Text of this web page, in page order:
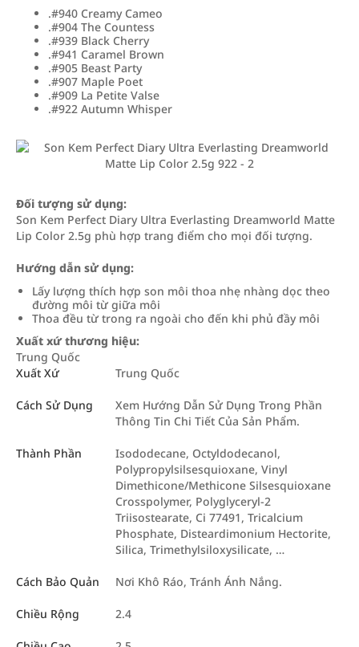
.#940 Creamy Cameo
.#904 The Countess
.#939 Black Cherry
.#941 Caramel Brown
.#905 Beast Party
.#907 Maple Poet
.#909 La Petite Valse
.#922 Autumn Whisper
Đối tượng sử dụng:
Son Kem Perfect Diary Ultra Everlasting Dreamworld Matte
Lip Color 2.5g phù hợp trang điểm cho mọi đối tượng.
Hướng dẫn sử dụng:
Lấy lượng thích hợp son môi thoa nhẹ nhàng dọc theo
đường môi từ giữa môi
Thoa đều từ trong ra ngoài cho đến khi phủ đầy môi
Xuất xứ thương hiệu:
Trung Quốc
Xuất Xứ
Trung Quốc
Cách Sử Dụng
Xem Hướng Dẫn Sử Dụng Trong Phần
Thông Tin Chi Tiết Của Sản Phẩm.
Thành Phần
Isododecane, Octyldodecanol,
Polypropylsilsesquioxane, Vinyl
Dimethicone/Methicone Silsesquioxane
Crosspolymer, Polyglyceryl-2
Triisostearate, Ci 77491, Tricalcium
Phosphate, Disteardimonium Hectorite,
Silica, Trimethylsiloxysilicate, …
Cách Bảo Quản Nơi Khô Ráo, Tránh Ánh Nắng.
Chiều Rộng 2.4